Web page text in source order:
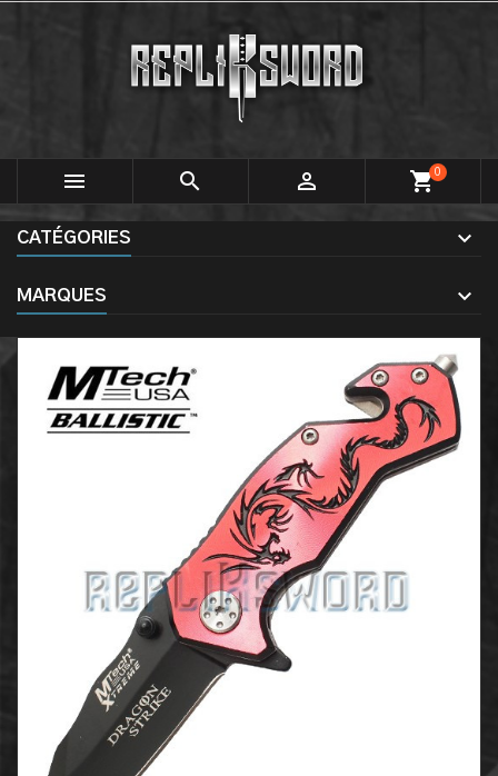
   shopping_cart0
CATÉGORIES
MARQUES